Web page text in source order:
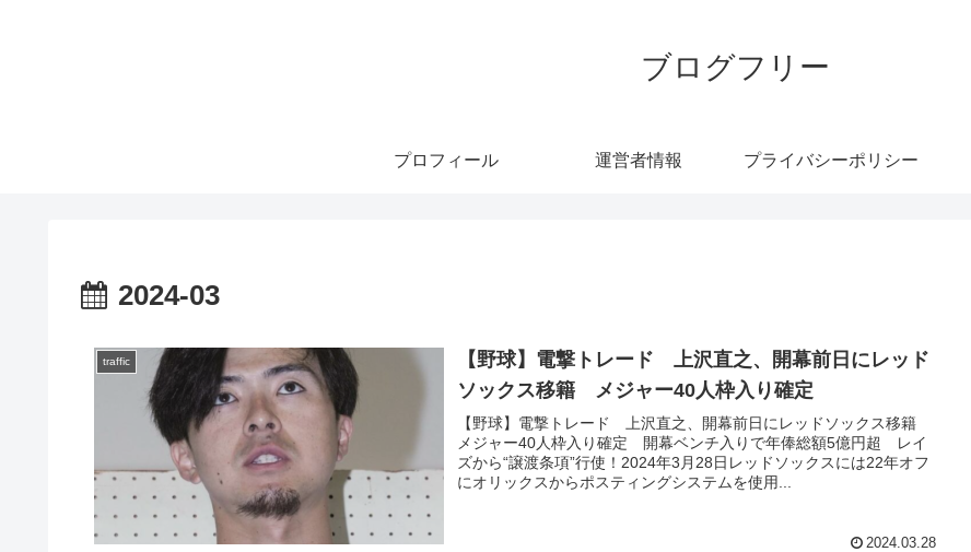
ブログフリー
プロフィール 運営者情報 プライバシーポリシー
2024-03
traffic
【野球】電撃トレード 上沢直之、開幕前日にレッド
ソックス移籍 メジャー40人枠入り確定
【野球】電撃トレード 上沢直之、開幕前日にレッドソックス移籍
メジャー40人枠入り確定 開幕ベンチ入りで年俸総額5億円超 レイ
ズから“譲渡条項”行使！2024年3月28日レッドソックスには22年オフ
にオリックスからポスティングシステムを使用...
2024.03.28